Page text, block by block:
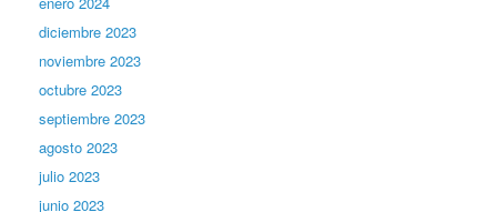
diciembre 2023
noviembre 2023
octubre 2023
septiembre 2023
agosto 2023
julio 2023
junio 2023